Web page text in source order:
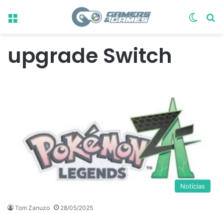
Menu
upgrade Switch
Notícias
Tom Zanuzo 28/05/2025